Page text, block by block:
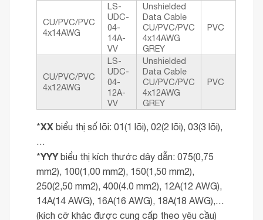
CU/PVC/PVC
4x14AWG
LS-
UDC-
04-
14A-
VV
Unshielded
Data Cable
CU/PVC/PVC
4x14AWG
GREY
PVC
CU/PVC/PVC
4x12AWG
LS-
UDC-
04-
12A-
VV
Unshielded
Data Cable
CU/PVC/PVC
4x12AWG
GREY
PVC
*XX biểu thị số lõi: 01(1 lõi), 02(2 lõi), 03(3 lõi),
…
*YYYbiểu thị kích thước dây dẫn: 075(0,75
mm2), 100(1,00 mm2), 150(1,50 mm2),
250(2,50 mm2), 400(4.0 mm2), 12A(12 AWG),
14A(14 AWG), 16A(16 AWG), 18A(18 AWG),…
(kích cỡ khác được cung cấp theo yêu cầu)